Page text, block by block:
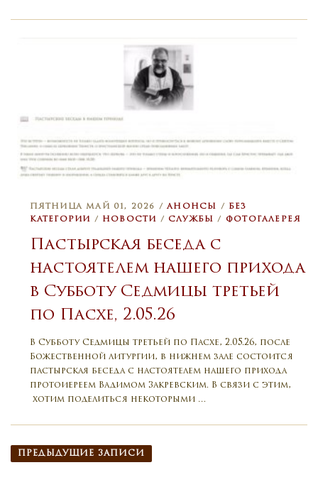
ПЯТНИЦА МАЙ 01, 2026 /АНОНСЫ / БЕЗ
КАТЕГОРИИ / НОВОСТИ / СЛУЖБЫ / ФОТОГАЛЕРЕЯ
Пастырская беседа с
настоятелем нашего прихода
в Субботу Седмицы третьей
по Пасхе, 2.05.26
В Субботу Седмицы третьей по Пасхе, 2.05.26, после
Божественной литургии, в нижнем зале состоится
пастырская беседа с настоятелем нашего прихода
протоиереем Вадимом Закревским. В связи с этим,
хотим поделиться некоторыми …
ПРЕДЫДУЩИЕ ЗАПИСИ